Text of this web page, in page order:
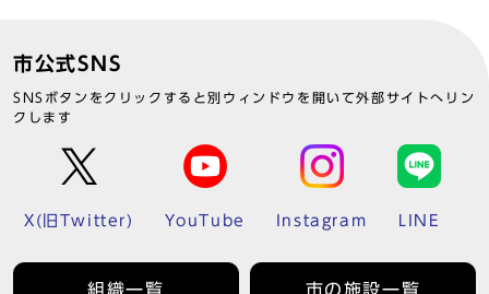
市公式SNS
SNSボタンをクリックすると別ウィンドウを開いて外部サイトへリン
クします
X(旧Twitter) YouTube Instagram LINE
組織一覧 市の施設一覧